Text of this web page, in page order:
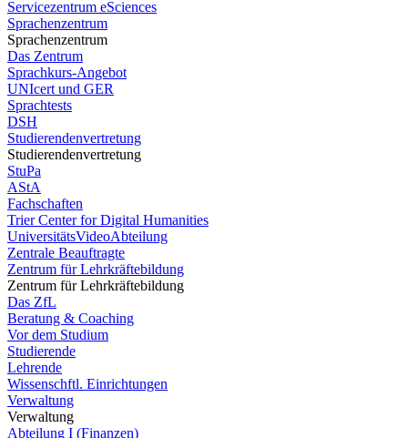
Servicezentrum eSciences
Sprachenzentrum
Sprachenzentrum
Das Zentrum
Sprachkurs-Angebot
UNIcert und GER
Sprachtests
DSH
Studierendenvertretung
Studierendenvertretung
StuPa
AStA
Fachschaften
Trier Center for Digital Humanities
UniversitätsVideoAbteilung
Zentrale Beauftragte
Zentrum für Lehrkräftebildung
Zentrum für Lehrkräftebildung
Das ZfL
Beratung & Coaching
Vor dem Studium
Studierende
Lehrende
Wissenschftl. Einrichtungen
Verwaltung
Verwaltung
Abteilung I (Finanzen)